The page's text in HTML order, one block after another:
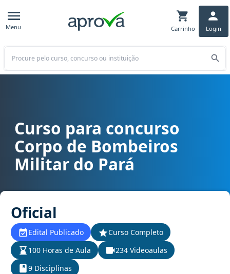
Menu Carrinho Login
Buscar
Curso para concurso CBM PA - Corpo de Bombeiros Militar do
Curso para concurso
Corpo de Bombeiros
Militar do Pará
Oficial
Edital Publicado
Curso Completo
100 Horas de Aula
234 Videoaulas
9 Disciplinas